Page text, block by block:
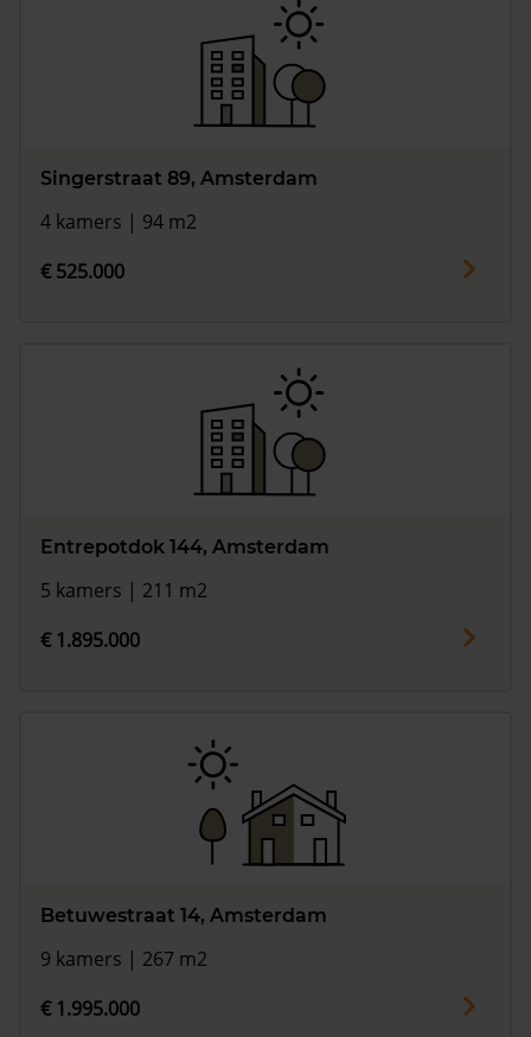
Singerstraat 89, Amsterdam
4 kamers | 94 m2
€ 525.000
Entrepotdok 144, Amsterdam
5 kamers | 211 m2
€ 1.895.000
Betuwestraat 14, Amsterdam
9 kamers | 267 m2
€ 1.995.000